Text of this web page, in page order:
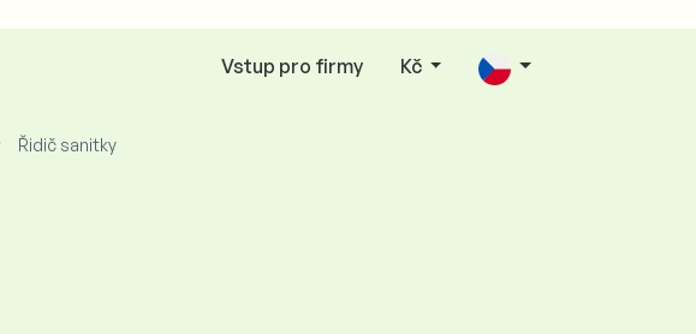
Vstup pro firmy Kč
Řidič sanitky